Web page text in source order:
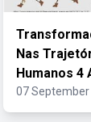
Nas
Humanos 4
07